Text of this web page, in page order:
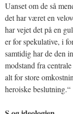
Uanset om de så
det har været en
har vejet det på en
er for spekulative, i
samtidig har de den
modstand fra
alt for store
heroiske beslutning.“